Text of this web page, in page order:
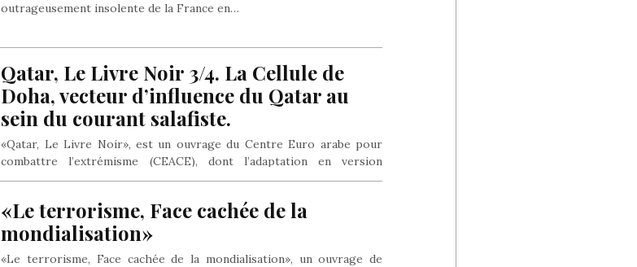
outrageusement insolente de la France en…
Qatar, Le Livre Noir 3/4. La Cellule de
Doha, vecteur d’influence du Qatar au
sein du courant salafiste.
«Qatar, Le Livre Noir», est un ouvrage du Centre Euro arabe pour
combattre l’extrémisme (CEACE), dont l’adaptation en version
française…
«Le terrorisme, Face cachée de la
mondialisation»
«Le terrorisme, Face cachée de la mondialisation», un ouvrage de